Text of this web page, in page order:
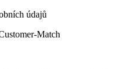
údajů
Match